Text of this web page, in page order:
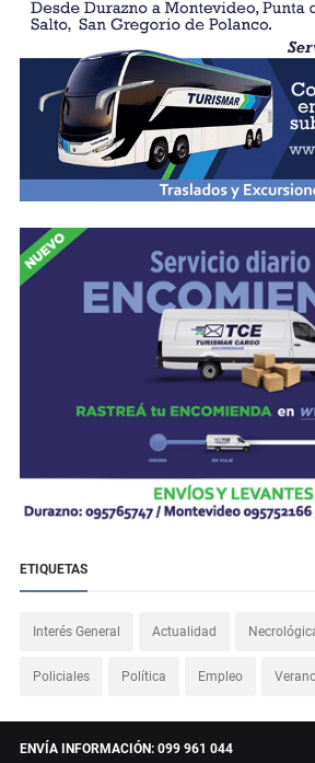
ETIQUETAS
Interés General Actualidad
Policiales Política Empleo
ENVÍA INFORMACIÓN: 099 961 044